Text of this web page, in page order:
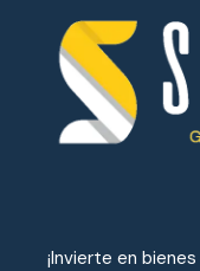
¡Invierte en